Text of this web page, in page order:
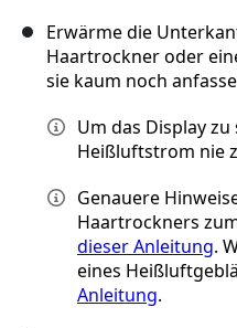
Erwärme die
Haartrockner oder
sie kaum noch
Um das Display
Heißluftstrom nie
Genauere
Haartrockners
dieser Anleitung.
eines
Anleitung.